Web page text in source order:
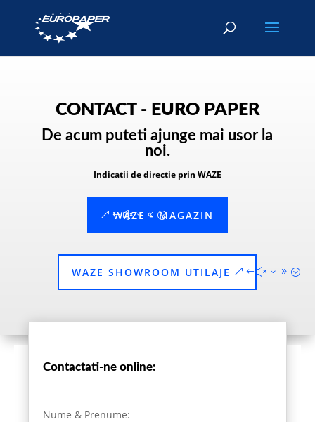
CONTACT - EURO PAPER
De acum puteti ajunge mai usor la
noi.
Indicatii de directie prin WAZE
WAZE - MAGAZIN
WAZE SHOWROOM UTILAJE
Contactati-ne online:
Nume & Prenume: